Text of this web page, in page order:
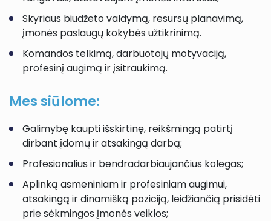
Skyriaus biudžeto valdymą, resursų planavimą,
įmonės paslaugų kokybės užtikrinimą.
Komandos telkimą, darbuotojų motyvaciją,
profesinį augimą ir įsitraukimą.
Mes siūlome:
Galimybę kaupti išskirtinę, reikšmingą patirtį
dirbant įdomų ir atsakingą darbą;
Profesionalius ir bendradarbiaujančius kolegas;
Aplinką asmeniniam ir profesiniam augimui,
atsakingą ir dinamišką poziciją, leidžiančią prisidėti
prie sėkmingos Įmonės veiklos;